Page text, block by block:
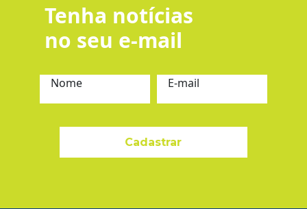
Tenha notícias
no seu e-mail
Nome E-mail
Cadastrar